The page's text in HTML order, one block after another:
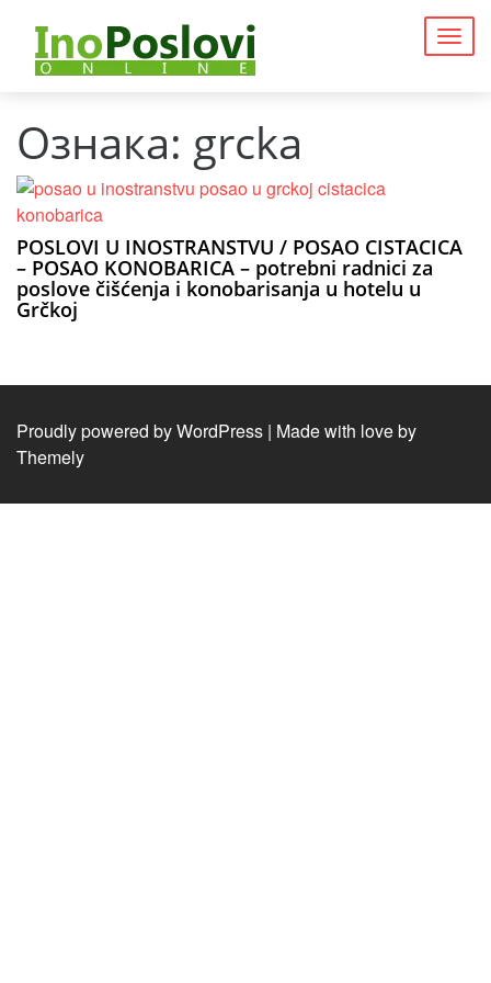
Ознака: grcka
POSLOVI U INOSTRANSTVU / POSAO CISTACICA
– POSAO KONOBARICA – potrebni radnici za
poslove čišćenja i konobarisanja u hotelu u
Grčkoj
Proudly powered by WordPress | Made with love by
Themely